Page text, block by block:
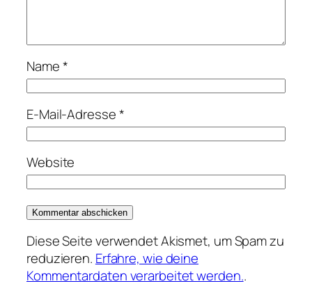
Name*
E-Mail-Adresse*
Website
Diese Seite verwendet Akismet, um Spam zu
reduzieren. Erfahre, wie deine
Kommentardaten verarbeitet werden..